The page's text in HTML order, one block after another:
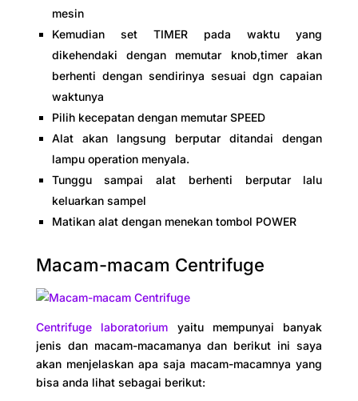
mesin
Kemudian set TIMER pada waktu yang
dikehendaki dengan memutar knob,timer akan
berhenti dengan sendirinya sesuai dgn capaian
waktunya
Pilih kecepatan dengan memutar SPEED
Alat akan langsung berputar ditandai dengan
lampu operation menyala.
Tunggu sampai alat berhenti berputar lalu
keluarkan sampel
Matikan alat dengan menekan tombol POWER
Macam-macam Centrifuge
Centrifuge laboratorium yaitu mempunyai banyak
jenis dan macam-macamanya dan berikut ini saya
akan menjelaskan apa saja macam-macamnya yang
bisa anda lihat sebagai berikut: